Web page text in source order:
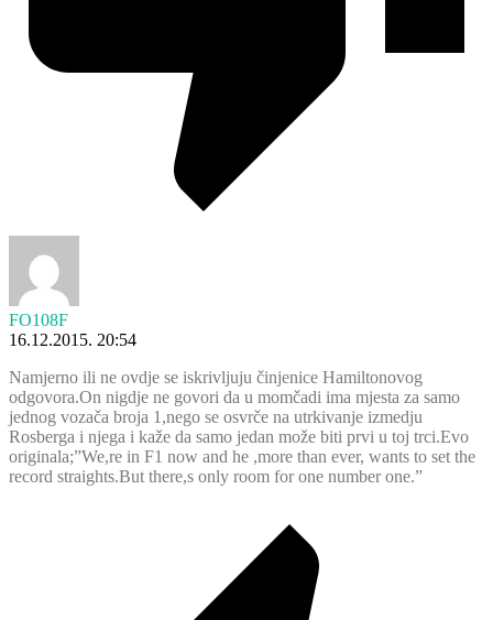
FO108F
16.12.2015. 20:54
Namjerno ili ne ovdje se iskrivljuju činjenice Hamiltonovog
odgovora.On nigdje ne govori da u momčadi ima mjesta za samo
jednog vozača broja 1,nego se osvrče na utrkivanje izmedju
Rosberga i njega i kaže da samo jedan može biti prvi u toj trci.Evo
originala;”We,re in F1 now and he ,more than ever, wants to set the
record straights.But there,s only room for one number one.”